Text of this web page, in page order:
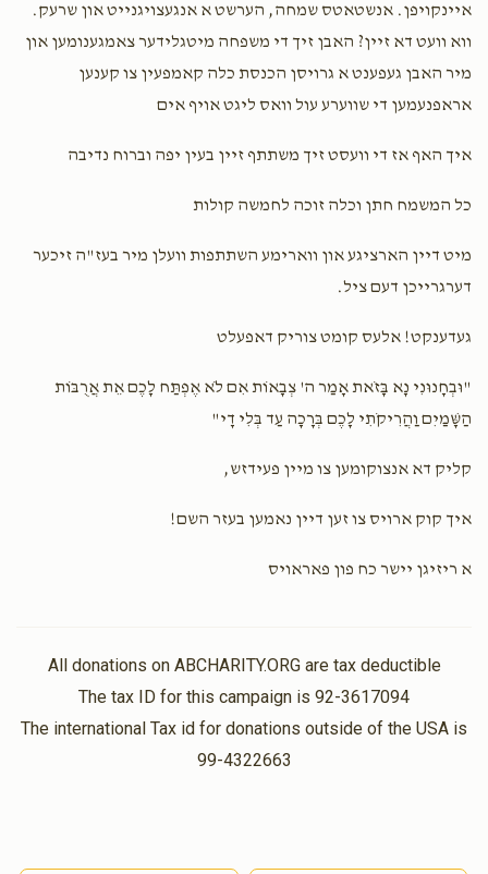
שבת שבע ברכות
$6,500.00
זאַל חתונה נאכט
$7,200.00
סעודת החתונה
$8,000.00
איינקויפן. אנשטאטס שמחה, הערשט א אנגעצויגנייט און שרעק.
ווא וועט דא זיין? האבן זיך די משפחה מיטגלידער צאמגענומען און
מיר האבן געפענט א גרויסן הכנסת כלה קאמפעין צו קענען
אראפנעמען די שווערע עול וואס ליגט אויף אים
איך האף אז די וועסט זיך משתתף זיין בעין יפה וברוח נדיבה
כל המשמח חתן וכלה זוכה לחמשה קולות
מיט דיין הארציגע און ווארימע השתתפות וועלן מיר בעז"ה זיכער
דערגרייכן דעם ציל.
געדענקט! אלעס קומט צוריק דאפעלט
"וּבְחָנוּנִי נָא בָּזֹאת אָמַר ה' צְבָאוֹת אִם לֹא אֶפְתַּח לָכֶם אֵת אֲרֻבּוֹת
הַשָּׁמַיִם וַהֲרִיקֹתִי לָכֶם בְּרָכָה עַד בְּלִי דָי"
קליק דא אנצוקומען צו מיין פעידזש,
איך קוק ארויס צו זען דיין נאמען בעזר השם!
א ריזיגן יישר כח פון פאראויס
All donations on ABCHARITY.ORG are tax deductible
The tax ID for this campaign is 92-3617094
The international Tax id for donations outside of the USA is
99-4322663